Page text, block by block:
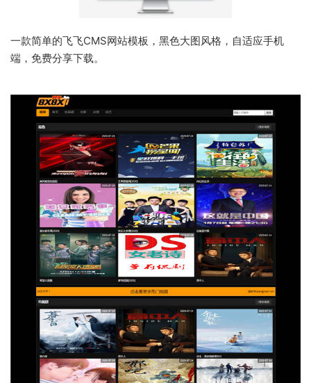
一款简单的飞飞CMS网站模板，黑色大图风格，自适应手机
端，免费分享下载。